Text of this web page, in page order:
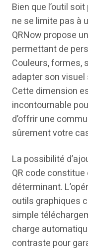
Bien que l’outil
ne se limite pas à
QRNow propose
permettant de
Couleurs, formes,
adapter son
Cette dimension
incontournable
d’offrir une
sûrement votre
La possibilité
QR code
déterminant.
outils graphiques
simple
charge
contraste pour